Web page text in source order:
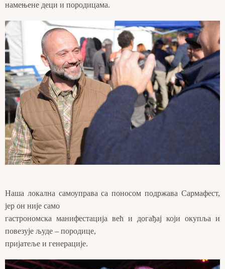
намењене деци и породицама.
Наша локална самоуправа са поносом подржава Сармафест,
јер он није само
гастрономска манифестација већ и догађај који окупља и
повезује људе – породице,
пријатеље и генерације.